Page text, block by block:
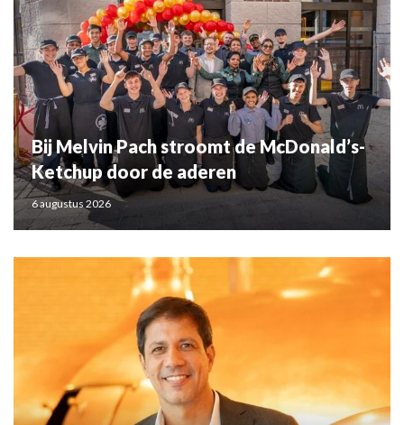
Bij Melvin Pach stroomt de McDonald’s-
Ketchup door de aderen
6 augustus 2026